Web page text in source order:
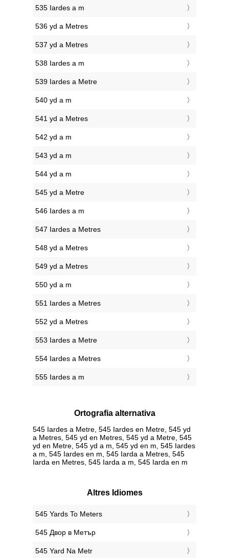
535 Iardes a m
536 yd a Metres
537 yd a Metres
538 Iardes a m
539 Iardes a Metre
540 yd a m
541 yd a Metres
542 yd a m
543 yd a m
544 yd a m
545 yd a Metre
546 Iardes a m
547 Iardes a Metres
548 yd a Metres
549 yd a Metres
550 yd a m
551 Iardes a Metres
552 yd a Metres
553 Iardes a Metre
554 Iardes a Metres
555 Iardes a m
Ortografia alternativa
545 Iardes a Metre, 545 Iardes en Metre, 545 yd
a Metres, 545 yd en Metres, 545 yd a Metre, 545
yd en Metre, 545 yd a m, 545 yd en m, 545 Iardes
a m, 545 Iardes en m, 545 Iarda a Metres, 545
Iarda en Metres, 545 Iarda a m, 545 Iarda en m
Altres Idiomes
‎545 Yards To Meters
‎545 Двор в Метър
‎545 Yard Na Metr